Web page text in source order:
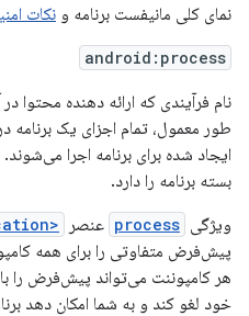
نمای کلی مانیفست برنامه و نکات
android:process
نام فرآیندی که ارائه دهنده محتوا
طور معمول، تمام اجزای یک برنامه
ایجاد شده برای برنامه اجرا می‌شوند.
بسته برنامه را دارد.
ویژگی process عنصر <application>
پیش‌فرض متفاوتی را برای همه
هر کامپوننت می‌تواند پیش‌فرض را
خود لغو کند و به شما امکان دهد